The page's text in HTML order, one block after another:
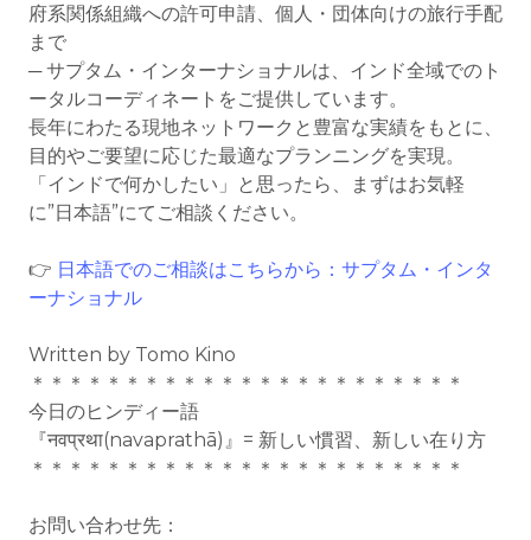
府系関係組織への許可申請、個人・団体向けの旅行手配
まで
─ サプタム・インターナショナルは、インド全域でのト
ータルコーディネートをご提供しています。
長年にわたる現地ネットワークと豊富な実績をもとに、
目的やご要望に応じた最適なプランニングを実現。
「インドで何かしたい」と思ったら、まずはお気軽
に”日本語”にてご相談ください。
👉 日本語でのご相談はこちらから：サプタム・インタ
ーナショナル
Written by Tomo Kino
＊＊＊＊＊＊＊＊＊＊＊＊＊＊＊＊＊＊＊＊＊＊＊
今日のヒンディー語
『नवप्रथा(navaprathā)』= 新しい慣習、新しい在り方
＊＊＊＊＊＊＊＊＊＊＊＊＊＊＊＊＊＊＊＊＊＊＊
お問い合わせ先：